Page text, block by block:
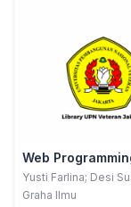
Web
Yusti Farlina; Desi
Ramdhan Saepul
Graha Ilmu